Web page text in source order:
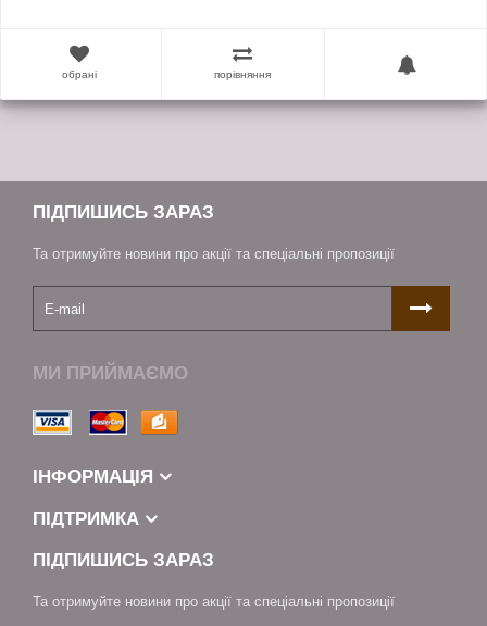
обрані порівняння
ПІДПИШИСЬ ЗАРАЗ
Та отримуйте новини про акції та спеціальні пропозиції
МИ ПРИЙМАЄМО
ІНФОРМАЦІЯ
ПІДТРИМКА
ПІДПИШИСЬ ЗАРАЗ
Та отримуйте новини про акції та спеціальні пропозиції